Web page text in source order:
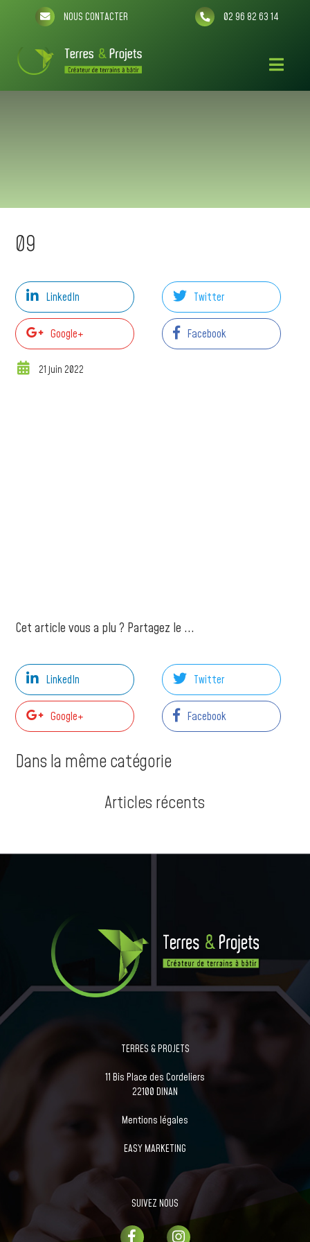
NOUS CONTACTER 02 96 82 63 14
09
LinkedIn Twitter
Google+ Facebook
21 juin 2022
Cet article vous a plu ? Partagez le ...
LinkedIn Twitter
Google+ Facebook
Dans la même catégorie
Articles récents
TERRES & PROJETS
11 Bis Place des Cordeliers
22100 DINAN
Mentions légales
EASY MARKETING
SUIVEZ NOUS